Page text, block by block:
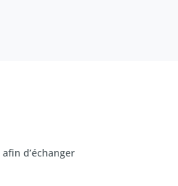
afin d’échanger